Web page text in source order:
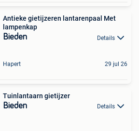
Antieke gietijzeren lantarenpaal Met
lampenkap
Bieden Details
Hapert 29 jul 26
Tuinlantaarn gietijzer
Bieden Details